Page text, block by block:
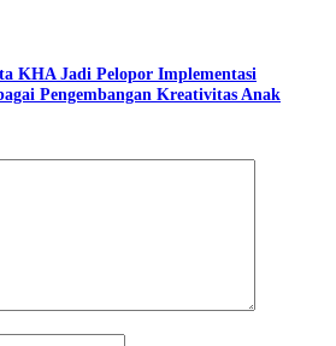
KHA Jadi Pelopor Implementasi
Pengembangan Kreativitas Anak